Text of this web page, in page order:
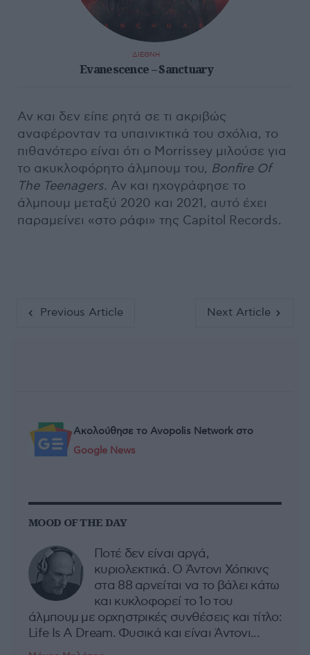
ΔΙΕΘΝΗ
Evanescence – Sanctuary
Αν και δεν είπε ρητά σε τι ακριβώς
αναφέρονταν τα υπαινικτικά του σχόλια, το
πιθανότερο είναι ότι ο Morrissey μιλούσε για
το ακυκλοφόρητο άλμπουμ του, Bonfire Of
The Teenagers. Αν και ηχογράφησε το
άλμπουμ μεταξύ 2020 και 2021, αυτό έχει
παραμείνει «στο ράφι» της Capitol Records.
Previous Article Next Article
Ακολούθησε το Avopolis Network στο
Google News
MOOD OF THE DAY
Ποτέ δεν είναι αργά,
κυριολεκτικά. Ο Άντονι Χόπκινς
στα 88 αρνείται να το βάλει κάτω
και κυκλοφορεί το 1ο του
άλμπουμ με ορχηστρικές συνθέσεις και τίτλο:
Life Is A Dream. Φυσικά και είναι Άντονι...